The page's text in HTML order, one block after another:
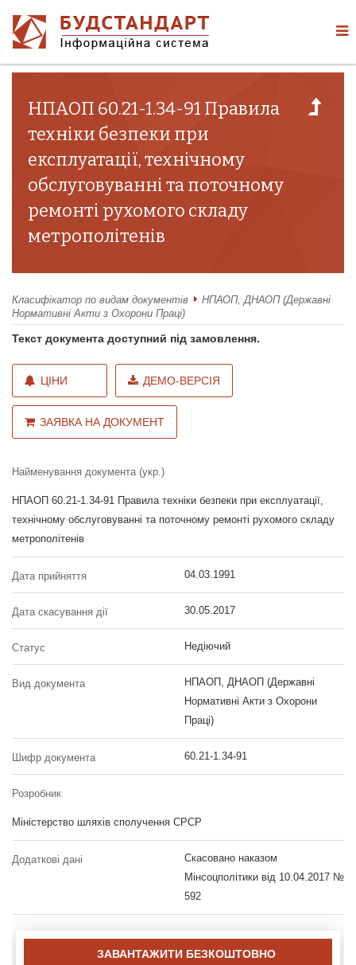
НПАОП 60.21-1.34-91 Правила
техніки безпеки при
експлуатації, технічному
обслуговуванні та поточному
ремонті рухомого складу
метрополітенів
Класифікатор по видам документів
НПАОП, ДНАОП (Державні
Нормативні Акти з Охорони Праці)
Текст документа доступний під замовлення.
ЦІНИ ДЕМО-ВЕРСІЯ
ЗАЯВКА НА ДОКУМЕНТ
Найменування документа (укр.)
НПАОП 60.21-1.34-91 Правила техніки безпеки при експлуатації,
технічному обслуговуванні та поточному ремонті рухомого складу
метрополітенів
Дата прийняття 04.03.1991
Дата скасування дії 30.05.2017
Статус Недіючий
Вид документа
НПАОП, ДНАОП (Державні
Нормативні Акти з Охорони
Праці)
Шифр документа 60.21-1.34-91
Розробник
Міністерство шляхів сполучення СРСР
Додаткові дані
Скасовано наказом
Мінсоцполітики від 10.04.2017 №
592
ЗАВАНТАЖИТИ БЕЗКОШТОВНО